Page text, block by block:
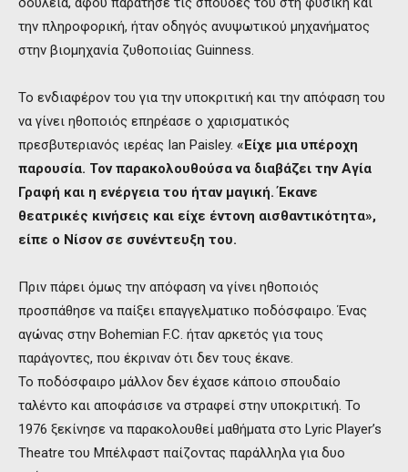
την πληροφορική, ήταν οδηγός ανυψωτικού μηχανήματος
στην βιομηχανία ζυθοποιίας Guinness.
Το ενδιαφέρον του για την υποκριτική και την απόφαση του
να γίνει ηθοποιός επηρέασε ο χαρισματικός
πρεσβυτεριανός ιερέας Ian Paisley. «Είχε μια υπέροχη
παρουσία. Τον παρακολουθούσα να διαβάζει την Αγία
Γραφή και η ενέργεια του ήταν μαγική. Έκανε
θεατρικές κινήσεις και είχε έντονη αισθαντικότητα»,
είπε ο Νίσον σε συνέντευξη του.
Πριν πάρει όμως την απόφαση να γίνει ηθοποιός
προσπάθησε να παίξει επαγγελματικο ποδόσφαιρο. Ένας
αγώνας στην Bohemian F.C. ήταν αρκετός για τους
παράγοντες, που έκριναν ότι δεν τους έκανε.
Το ποδόσφαιρο μάλλον δεν έχασε κάποιο σπουδαίο
ταλέντο και αποφάσισε να στραφεί στην υποκριτική. Το
1976 ξεκίνησε να παρακολουθεί μαθήματα στο Lyric Player’s
Theatre του Μπέλφαστ παίζοντας παράλληλα για δυο